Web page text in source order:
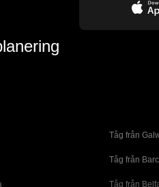
Tåg från
Tåg från
Tåg från